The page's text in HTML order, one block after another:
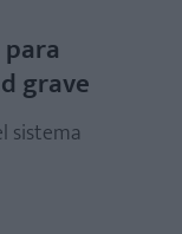
grave
sistema